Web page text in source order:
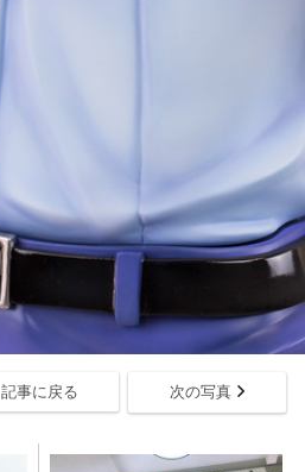
記事に戻る 次の写真